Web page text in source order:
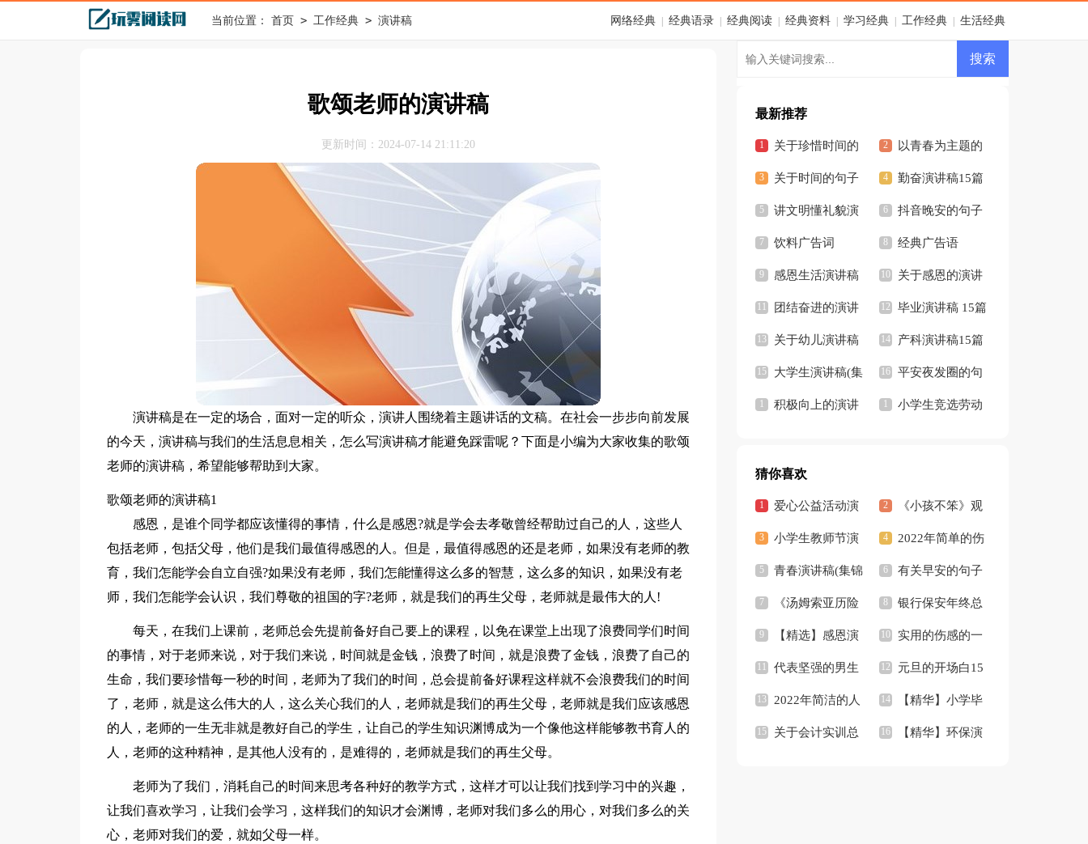
当前位置： 首页 > 工作经典 > 演讲稿 网络经典 经典语录 经典阅读 经典资料 学习经典 工作经典 生活经典
歌颂老师的演讲稿
更新时间：2024-07-14 21:11:20
演讲稿是在一定的场合，面对一定的听众，演讲人围绕着主题讲话的文稿。在社会一步步向前发展
的今天，演讲稿与我们的生活息息相关，怎么写演讲稿才能避免踩雷呢？下面是小编为大家收集的歌颂
老师的演讲稿，希望能够帮助到大家。
歌颂老师的演讲稿1
感恩，是谁个同学都应该懂得的事情，什么是感恩?就是学会去孝敬曾经帮助过自己的人，这些人
包括老师，包括父母，他们是我们最值得感恩的人。但是，最值得感恩的还是老师，如果没有老师的教
育，我们怎能学会自立自强?如果没有老师，我们怎能懂得这么多的智慧，这么多的知识，如果没有老
师，我们怎能学会认识，我们尊敬的祖国的字?老师，就是我们的再生父母，老师就是最伟大的人!
每天，在我们上课前，老师总会先提前备好自己要上的课程，以免在课堂上出现了浪费同学们时间
的事情，对于老师来说，对于我们来说，时间就是金钱，浪费了时间，就是浪费了金钱，浪费了自己的
生命，我们要珍惜每一秒的时间，老师为了我们的时间，总会提前备好课程这样就不会浪费我们的时间
了，老师，就是这么伟大的人，这么关心我们的人，老师就是我们的再生父母，老师就是我们应该感恩
的人，老师的一生无非就是教好自己的学生，让自己的学生知识渊博成为一个像他这样能够教书育人的
人，老师的这种精神，是其他人没有的，是难得的，老师就是我们的再生父母。
老师为了我们，消耗自己的时间来思考各种好的教学方式，这样才可以让我们找到学习中的兴趣，
让我们喜欢学习，让我们会学习，这样我们的知识才会渊博，老师对我们多么的用心，对我们多么的关
心，老师对我们的爱，就如父母一样。
最新推荐
关于珍惜时间的
演讲稿通用15篇
以青春为主题的
演讲稿7篇
关于时间的句子
(15篇)
勤奋演讲稿15篇
讲文明懂礼貌演
讲稿汇编15篇
抖音晚安的句子
饮料广告词 经典广告语
感恩生活演讲稿 关于感恩的演讲
稿(汇编15篇)
团结奋进的演讲
稿
毕业演讲稿 15篇
关于幼儿演讲稿 产科演讲稿15篇
大学生演讲稿(集
锦15篇)
平安夜发圈的句
子
积极向上的演讲 小学生竞选劳动
猜你喜欢
爱心公益活动演
讲稿
《小孩不笨》观
后感(15篇)
小学生教师节演
讲稿(合集15篇)
2022年简单的伤
感的一句话语录集合
57句
青春演讲稿(集锦
15篇)
有关早安的句子
15篇
《汤姆索亚历险
记》读后感精选15
篇
银行保安年终总
结
【精选】感恩演
讲稿模板合集5篇
实用的伤感的一
句话语录摘录47句
代表坚强的男生
个性签名
元旦的开场白15
篇
2022年简洁的人
生感悟语录31条
【精华】小学毕
业演讲稿合集九篇
关于会计实训总 【精华】环保演